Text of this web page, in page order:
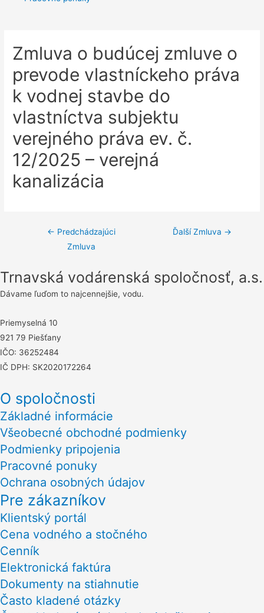
Zmluva o budúcej zmluve o
prevode vlastníckeho práva
k vodnej stavbe do
vlastníctva subjektu
verejného práva ev. č.
12/2025 – verejná
kanalizácia
Navigácia
článku
← Predchádzajúci
Zmluva
Ďalší Zmluva →
Trnavská vodárenská spoločnosť, a.s.
Dávame ľuďom to najcennejšie, vodu.
Priemyselná 10
921 79 Piešťany
IČO: 36252484
IČ DPH: SK2020172264
O spoločnosti
Základné informácie
Všeobecné obchodné podmienky
Podmienky pripojenia
Pracovné ponuky
Ochrana osobných údajov
Pre zákazníkov
Klientský portál
Cena vodného a stočného
Cenník
Elektronická faktúra
Dokumenty na stiahnutie
Často kladené otázky